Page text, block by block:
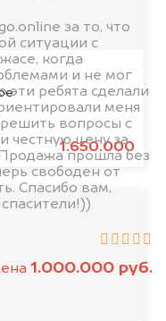
1.650.000
за то, что
ситуации с
когда
и не мог
эти ребята сделали
меня
вопросы с
честную цену за
прошла без
свободен от
Спасибо вам,
1.000.000 руб.